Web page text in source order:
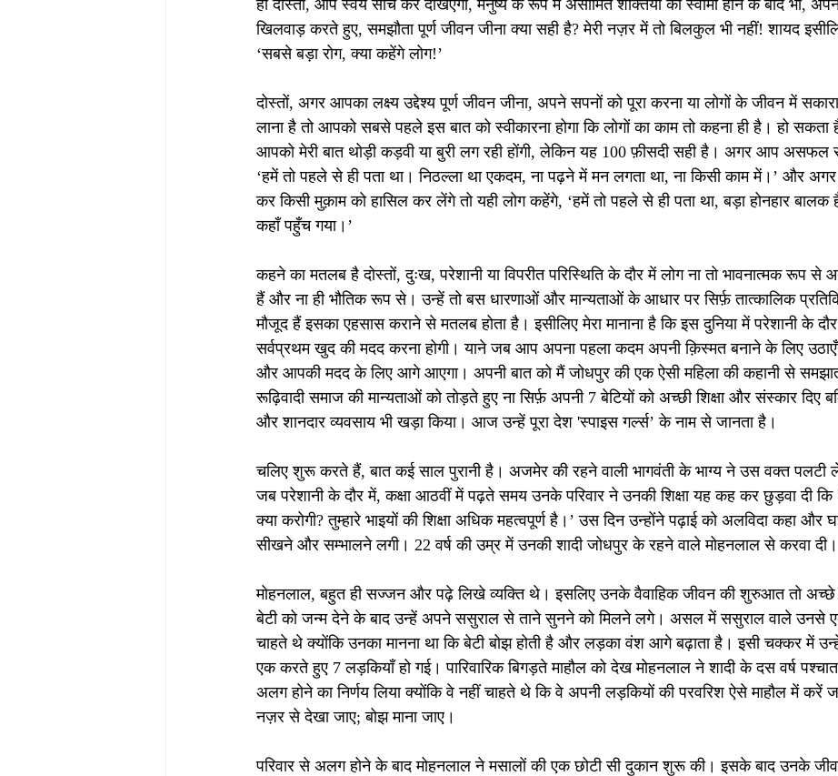
हाँ दोस्तों, आप स्वयं सोच कर देखिएगा, मनुष्य के रूप में असीमित शक्तियों का स्वामी होने के बाद भी,
खिलवाड़ करते हुए, समझौता पूर्ण जीवन जीना क्या सही है? मेरी नज़र में तो बिलकुल भी नहीं! शायद
‘सबसे बड़ा रोग, क्या कहेंगे लोग!’
दोस्तों, अगर आपका लक्ष्य उद्देश्य पूर्ण जीवन जीना, अपने सपनों को पूरा करना या लोगों के जीवन में
लाना है तो आपको सबसे पहले इस बात को स्वीकारना होगा कि लोगों का काम तो कहना ही है। हो
आपको मेरी बात थोड़ी कड़वी या बुरी लग रही होंगी, लेकिन यह 100 फ़ीसदी सही है। अगर आप असफल
‘हमें तो पहले से ही पता था। निठल्ला था एकदम, ना पढ़ने में मन लगता था, ना किसी काम में।’ और
कर किसी मुक़ाम को हासिल कर लेंगे तो यही लोग कहेंगे, ‘हमें तो पहले से ही पता था, बड़ा होनहार
कहाँ पहुँच गया।’
कहने का मतलब है दोस्तों, दुःख, परेशानी या विपरीत परिस्थिति के दौर में लोग ना तो भावनात्मक रूप
हैं और ना ही भौतिक रूप से। उन्हें तो बस धारणाओं और मान्यताओं के आधार पर सिर्फ़ तात्कालिक
मौजूद हैं इसका एहसास कराने से मतलब होता है। इसीलिए मेरा मानाना है कि इस दुनिया में परेशानी के
सर्वप्रथम खुद की मदद करना होगी। याने जब आप अपना पहला कदम अपनी क़िस्मत बनाने के लिए
और आपकी मदद के लिए आगे आएगा। अपनी बात को मैं जोधपुर की एक ऐसी महिला की कहानी से
रूढ़िवादी समाज की मान्यताओं को तोड़ते हुए ना सिर्फ़ अपनी 7 बेटियों को अच्छी शिक्षा और संस्कार दिए
और शानदार व्यवसाय भी खड़ा किया। आज उन्हें पूरा देश 'स्पाइस गर्ल्स’ के नाम से जानता है।
चलिए शुरू करते हैं, बात कई साल पुरानी है। अजमेर की रहने वाली भागवंती के भाग्य ने उस वक्त पलटी
जब परेशानी के दौर में, कक्षा आठवीं में पढ़ते समय उनके परिवार ने उनकी शिक्षा यह कह कर छुड़वा दी
क्या करोगी? तुम्हारे भाइयों की शिक्षा अधिक महत्वपूर्ण है।’ उस दिन उन्होंने पढ़ाई को अलविदा कहा और
सीखने और सम्भालने लगी। 22 वर्ष की उम्र में उनकी शादी जोधपुर के रहने वाले मोहनलाल से करवा दी।
मोहनलाल, बहुत ही सज्जन और पढ़े लिखे व्यक्ति थे। इसलिए उनके वैवाहिक जीवन की शुरुआत तो
बेटी को जन्म देने के बाद उन्हें अपने ससुराल से ताने सुनने को मिलने लगे। असल में ससुराल वाले उनसे
चाहते थे क्योंकि उनका मानना था कि बेटी बोझ होती है और लड़का वंश आगे बढ़ाता है। इसी चक्कर में
एक करते हुए 7 लड़कियाँ हो गई। पारिवारिक बिगड़ते माहौल को देख मोहनलाल ने शादी के दस वर्ष
अलग होने का निर्णय लिया क्योंकि वे नहीं चाहते थे कि वे अपनी लड़कियों की परवरिश ऐसे माहौल में करें
नज़र से देखा जाए; बोझ माना जाए।
परिवार से अलग होने के बाद मोहनलाल ने मसालों की एक छोटी सी दुकान शुरू की। इसके बाद उनके